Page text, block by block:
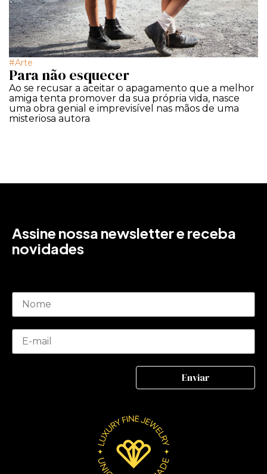
Arte
Para não esquecer
Ao se recusar a aceitar o apagamento que a melhor
amiga tenta promover da sua própria vida, nasce
uma obra genial e imprevisível nas mãos de uma
misteriosa autora
Assine nossa newsletter e receba
novidades